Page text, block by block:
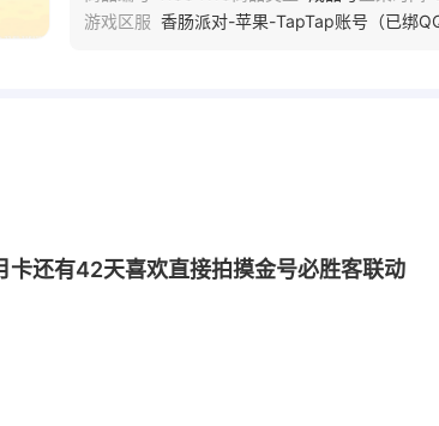
游戏区服 香肠派对-苹果-TapTap账号（已绑
还有42天喜欢直接拍摸金号必胜客联动